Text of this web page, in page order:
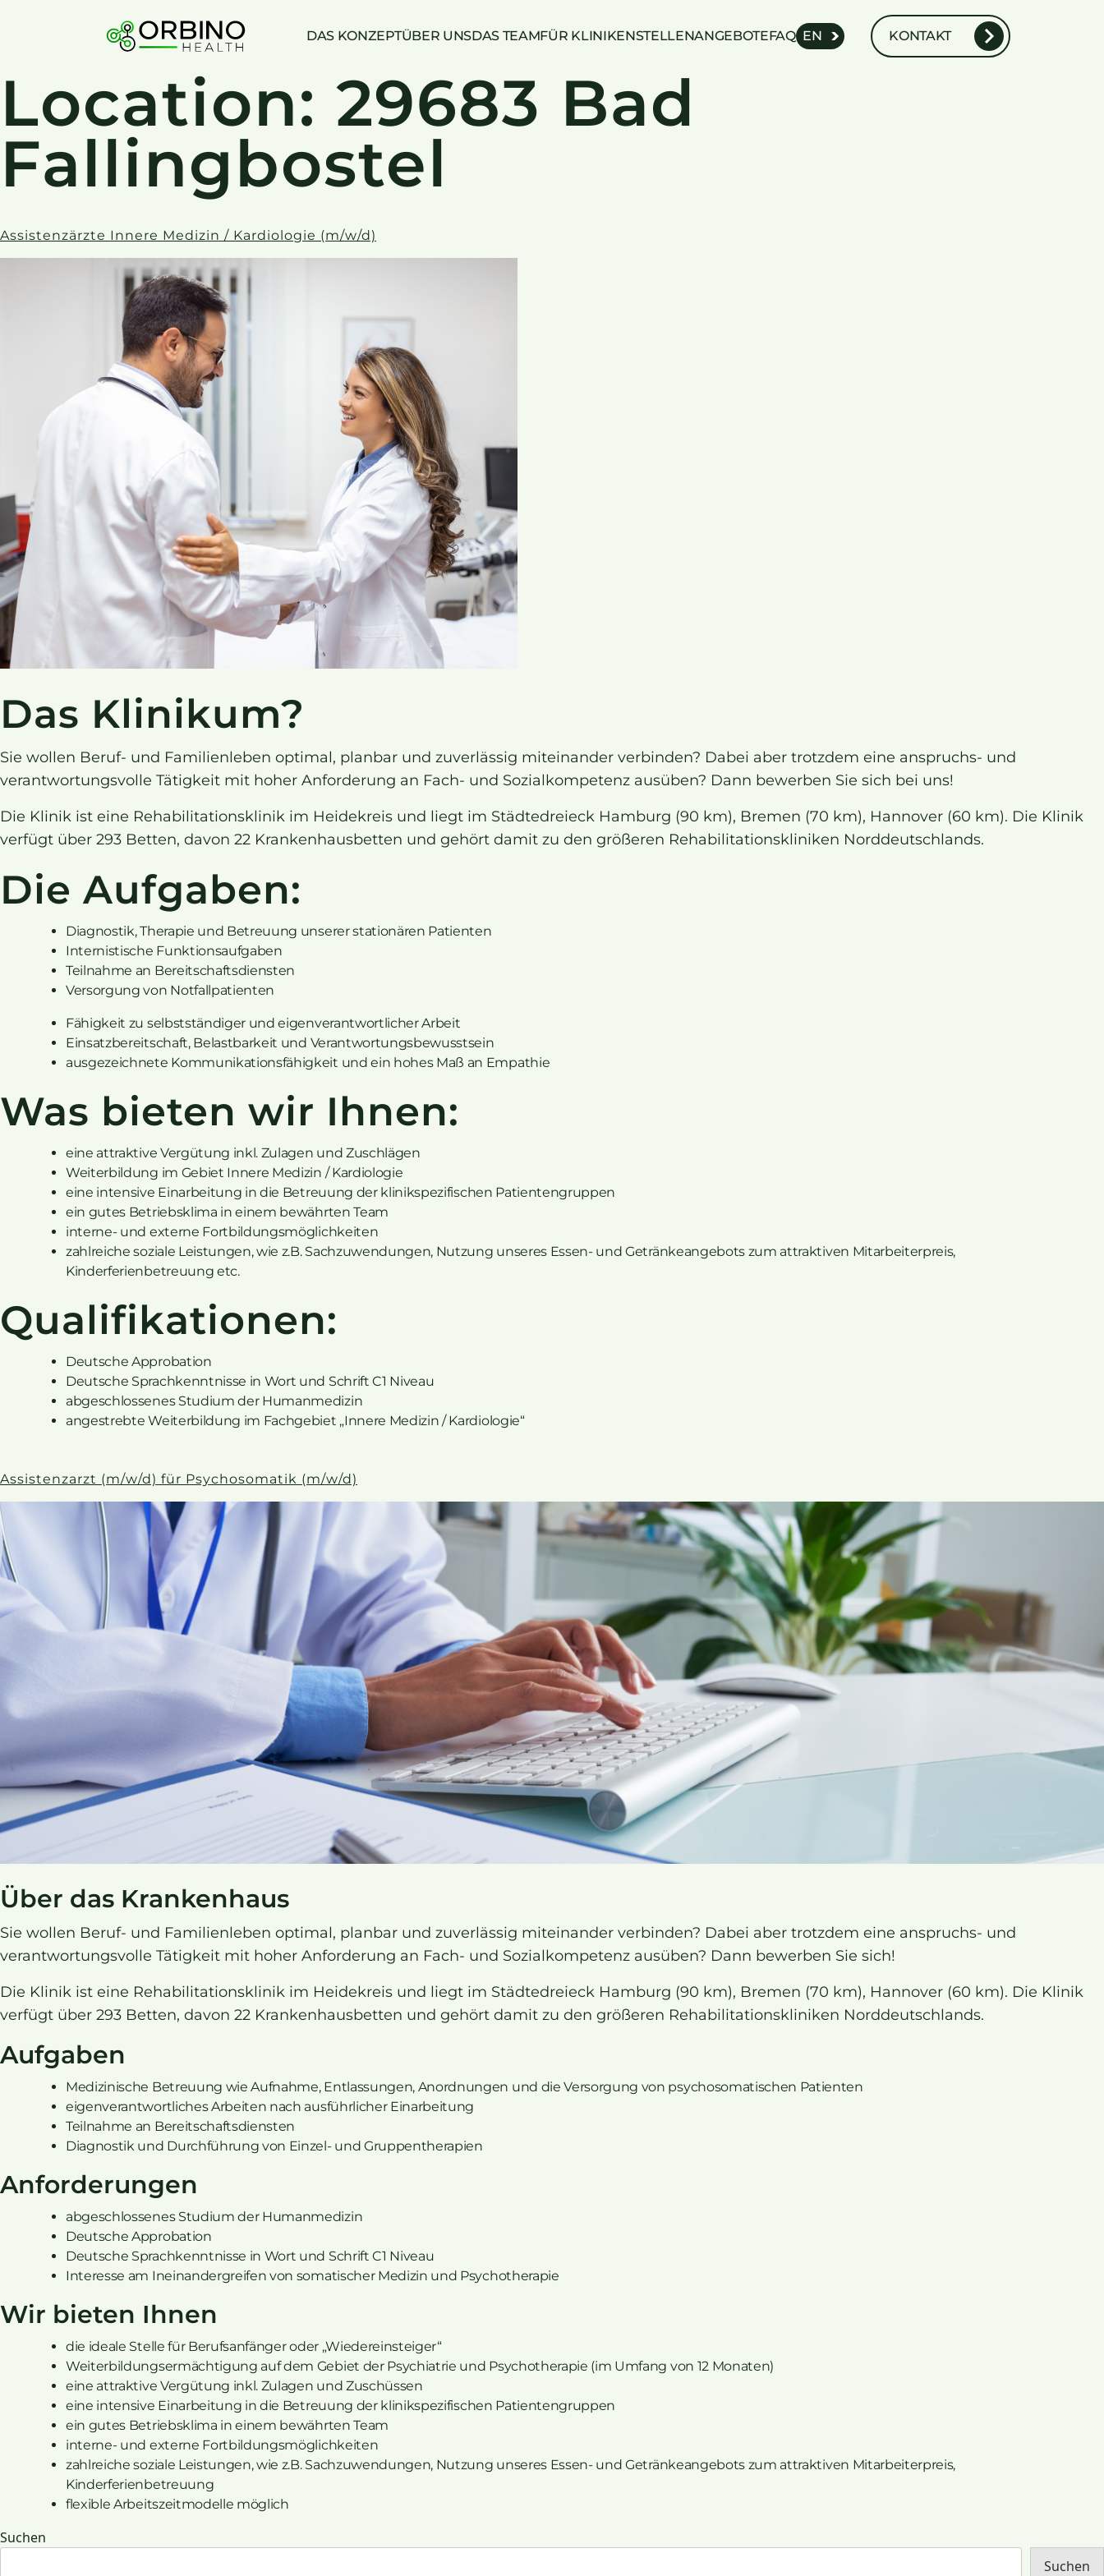
DAS KONZEPTÜBER UNSDAS TEAMFÜR KLINIKENSTELLENANGEBOTEFAQ EN KONTAKT
Location: 29683 Bad
Fallingbostel
Assistenzärzte Innere Medizin / Kardiologie (m/w/d)
Das Klinikum?
Sie wollen Beruf- und Familienleben optimal, planbar und zuverlässig miteinander verbinden? Dabei aber trotzdem eine anspruchs- und
verantwortungsvolle Tätigkeit mit hoher Anforderung an Fach- und Sozialkompetenz ausüben? Dann bewerben Sie sich bei uns!
Die Klinik ist eine Rehabilitationsklinik im Heidekreis und liegt im Städtedreieck Hamburg (90 km), Bremen (70 km), Hannover (60 km). Die Klinik
verfügt über 293 Betten, davon 22 Krankenhausbetten und gehört damit zu den größeren Rehabilitationskliniken Norddeutschlands.
Die Aufgaben:
Diagnostik, Therapie und Betreuung unserer stationären Patienten
Internistische Funktionsaufgaben
Teilnahme an Bereitschaftsdiensten
Versorgung von Notfallpatienten
Fähigkeit zu selbstständiger und eigenverantwortlicher Arbeit
Einsatzbereitschaft, Belastbarkeit und Verantwortungsbewusstsein
ausgezeichnete Kommunikationsfähigkeit und ein hohes Maß an Empathie
Was bieten wir Ihnen:
eine attraktive Vergütung inkl. Zulagen und Zuschlägen
Weiterbildung im Gebiet Innere Medizin / Kardiologie
eine intensive Einarbeitung in die Betreuung der klinikspezifischen Patientengruppen
ein gutes Betriebsklima in einem bewährten Team
interne- und externe Fortbildungsmöglichkeiten
zahlreiche soziale Leistungen, wie z.B. Sachzuwendungen, Nutzung unseres Essen- und Getränkeangebots zum attraktiven Mitarbeiterpreis,
Kinderferienbetreuung etc.
Qualifikationen:
Deutsche Approbation
Deutsche Sprachkenntnisse in Wort und Schrift C1 Niveau
abgeschlossenes Studium der Humanmedizin
angestrebte Weiterbildung im Fachgebiet „Innere Medizin / Kardiologie“
Assistenzarzt (m/w/d) für Psychosomatik (m/w/d)
Über das Krankenhaus
Sie wollen Beruf- und Familienleben optimal, planbar und zuverlässig miteinander verbinden? Dabei aber trotzdem eine anspruchs- und
verantwortungsvolle Tätigkeit mit hoher Anforderung an Fach- und Sozialkompetenz ausüben? Dann bewerben Sie sich!
Die Klinik ist eine Rehabilitationsklinik im Heidekreis und liegt im Städtedreieck Hamburg (90 km), Bremen (70 km), Hannover (60 km). Die Klinik
verfügt über 293 Betten, davon 22 Krankenhausbetten und gehört damit zu den größeren Rehabilitationskliniken Norddeutschlands.
Aufgaben
Medizinische Betreuung wie Aufnahme, Entlassungen, Anordnungen und die Versorgung von psychosomatischen Patienten
eigenverantwortliches Arbeiten nach ausführlicher Einarbeitung
Teilnahme an Bereitschaftsdiensten
Diagnostik und Durchführung von Einzel- und Gruppentherapien
Anforderungen
abgeschlossenes Studium der Humanmedizin
Deutsche Approbation
Deutsche Sprachkenntnisse in Wort und Schrift C1 Niveau
Interesse am Ineinandergreifen von somatischer Medizin und Psychotherapie
Wir bieten Ihnen
die ideale Stelle für Berufsanfänger oder „Wiedereinsteiger“
Weiterbildungsermächtigung auf dem Gebiet der Psychiatrie und Psychotherapie (im Umfang von 12 Monaten)
eine attraktive Vergütung inkl. Zulagen und Zuschüssen
eine intensive Einarbeitung in die Betreuung der klinikspezifischen Patientengruppen
ein gutes Betriebsklima in einem bewährten Team
interne- und externe Fortbildungsmöglichkeiten
zahlreiche soziale Leistungen, wie z.B. Sachzuwendungen, Nutzung unseres Essen- und Getränkeangebots zum attraktiven Mitarbeiterpreis,
Kinderferienbetreuung
flexible Arbeitszeitmodelle möglich
Suchen
Suchen